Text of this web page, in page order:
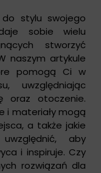
do stylu swojego
sobie wielu
stworzyć
naszym artykule
pomogą Ci w
uwzględniając
oraz otoczenie.
i materiały mogą
a także jakie
aby
i inspiruje. Czy
rozwiązań dla